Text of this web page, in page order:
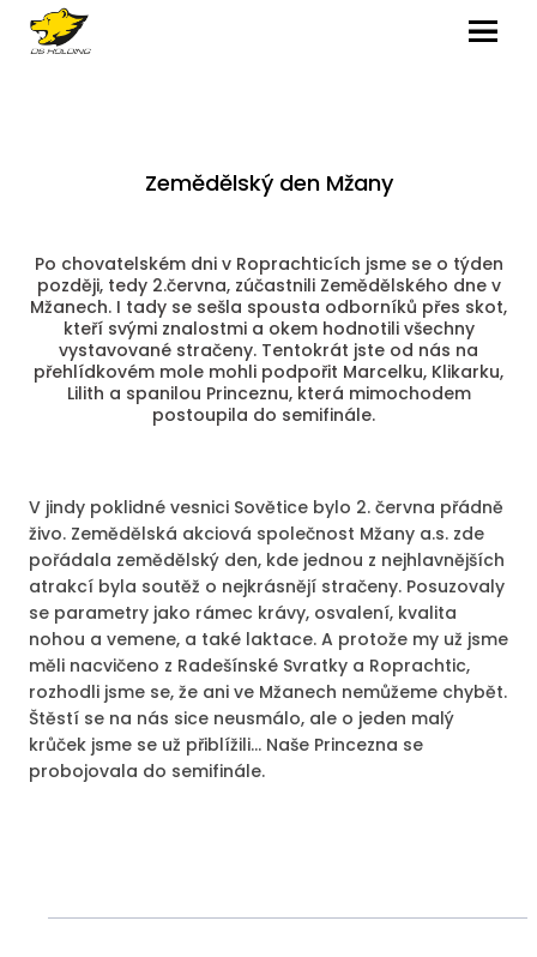
MENU
Zemědělský den Mžany
Po chovatelském dni v Roprachticích jsme se o týden
později, tedy 2.června, zúčastnili Zemědělského dne v
Mžanech. I tady se sešla spousta odborníků přes skot,
kteří svými znalostmi a okem hodnotili všechny
vystavované stračeny. Tentokrát jste od nás na
přehlídkovém mole mohli podpořit Marcelku, Klikarku,
Lilith a spanilou Princeznu, která mimochodem
postoupila do semifinále.
V jindy poklidné vesnici Sovětice bylo 2. června přádně
živo. Zemědělská akciová společnost Mžany a.s. zde
pořádala zemědělský den, kde jednou z nejhlavnějších
atrakcí byla soutěž o nejkrásnějí stračeny. Posuzovaly
se parametry jako rámec krávy, osvalení, kvalita
nohou a vemene, a také laktace. A protože my už jsme
měli nacvičeno z Radešínské Svratky a Roprachtic,
rozhodli jsme se, že ani ve Mžanech nemůžeme chybět.
Štěstí se na nás sice neusmálo, ale o jeden malý
krůček jsme se už přiblížili... Naše Princezna se
probojovala do semifinále.